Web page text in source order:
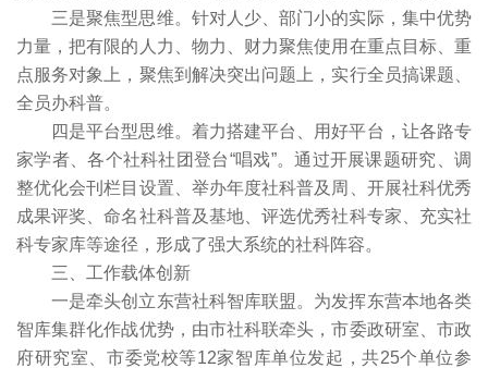
三是聚焦型思维。针对人少、部门小的实际，集中优势
力量，把有限的人力、物力、财力聚焦使用在重点目标、重
点服务对象上，聚焦到解决突出问题上，实行全员搞课题、
全员办科普。
四是平台型思维。着力搭建平台、用好平台，让各路专
家学者、各个社科社团登台“唱戏”。通过开展课题研究、调
整优化会刊栏目设置、举办年度社科普及周、开展社科优秀
成果评奖、命名社科普及基地、评选优秀社科专家、充实社
科专家库等途径，形成了强大系统的社科阵容。
三、工作载体创新
一是牵头创立东营社科智库联盟。为发挥东营本地各类
智库集群化作战优势，由市社科联牵头，市委政研室、市政
府研究室、市委党校等12家智库单位发起，共25个单位参